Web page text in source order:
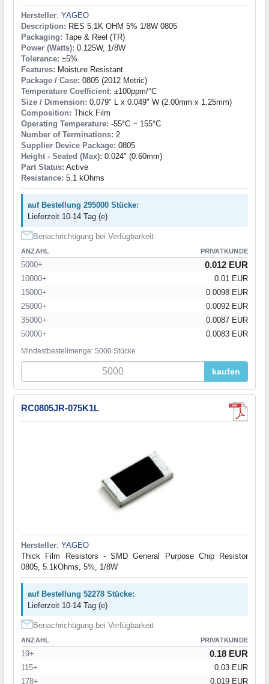
Hersteller: YAGEO
Description: RES 5.1K OHM 5% 1/8W 0805
Packaging: Tape & Reel (TR)
Power (Watts): 0.125W, 1/8W
Tolerance: ±5%
Features: Moisture Resistant
Package / Case: 0805 (2012 Metric)
Temperature Coefficient: ±100ppm/°C
Size / Dimension: 0.079" L x 0.049" W (2.00mm x 1.25mm)
Composition: Thick Film
Operating Temperature: -55°C ~ 155°C
Number of Terminations: 2
Supplier Device Package: 0805
Height - Seated (Max): 0.024" (0.60mm)
Part Status: Active
Resistance: 5.1 kOhms
auf Bestellung 295000 Stücke:
Lieferzeit 10-14 Tag (e)
Benachrichtigung bei Verfügbarkeit
ANZAHL PRIVATKUNDE
5000+ 0.012 EUR
10000+
0.01 EUR
15000+
0.0098 EUR
25000+
0.0092 EUR
35000+
0.0087 EUR
50000+
0.0083 EUR
Mindestbestellmenge: 5000 Stücke
kaufen
RC0805JR-075K1L
Hersteller: YAGEO
Thick Film Resistors - SMD General Purpose Chip Resistor
0805, 5.1kOhms, 5%, 1/8W
auf Bestellung 52278 Stücke:
Lieferzeit 10-14 Tag (e)
Benachrichtigung bei Verfügbarkeit
ANZAHL PRIVATKUNDE
19+ 0.18 EUR
115+
0.03 EUR
178+
0.019 EUR